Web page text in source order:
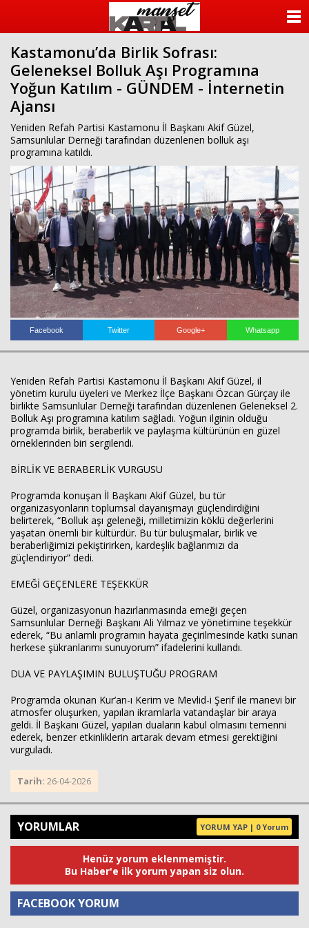
Kastamonu’da Birlik Sofrası:
Geleneksel Bolluk Aşı Programına
Yoğun Katılım - GÜNDEM - İnternetin
Ajansı
Yeniden Refah Partisi Kastamonu İl Başkanı Akif Güzel,
Samsunlular Derneği tarafından düzenlenen bolluk aşı
programına katıldı.
Facebook Twitter Google+ Whatsapp
Yeniden Refah Partisi Kastamonu İl Başkanı Akif Güzel, il
yönetim kurulu üyeleri ve Merkez İlçe Başkanı Özcan Gürçay ile
birlikte Samsunlular Derneği tarafından düzenlenen Geleneksel 2.
Bolluk Aşı programına katılım sağladı. Yoğun ilginin olduğu
programda birlik, beraberlik ve paylaşma kültürünün en güzel
örneklerinden biri sergilendi.
BİRLİK VE BERABERLİK VURGUSU
Programda konuşan İl Başkanı Akif Güzel, bu tür
organizasyonların toplumsal dayanışmayı güçlendirdiğini
belirterek, “Bolluk aşı geleneği, milletimizin köklü değerlerini
yaşatan önemli bir kültürdür. Bu tür buluşmalar, birlik ve
beraberliğimizi pekiştirirken, kardeşlik bağlarımızı da
güçlendiriyor” dedi.
EMEĞİ GEÇENLERE TEŞEKKÜR
Güzel, organizasyonun hazırlanmasında emeği geçen
Samsunlular Derneği Başkanı Ali Yılmaz ve yönetimine teşekkür
ederek, “Bu anlamlı programın hayata geçirilmesinde katkı sunan
herkese şükranlarımı sunuyorum” ifadelerini kullandı.
DUA VE PAYLAŞIMIN BULUŞTUĞU PROGRAM
Programda okunan Kur’an-ı Kerim ve Mevlid-i Şerif ile manevi bir
atmosfer oluşurken, yapılan ikramlarla vatandaşlar bir araya
geldi. İl Başkanı Güzel, yapılan duaların kabul olmasını temenni
ederek, benzer etkinliklerin artarak devam etmesi gerektiğini
vurguladı.
Tarih: 26-04-2026
YORUMLAR YORUM YAP | 0 Yorum
Henüz yorum eklenmemiştir.
Bu Haber'e ilk yorum yapan siz olun.
FACEBOOK YORUM
KATEGORİLER
YAZARLAR
VİDEO GALERİ
KÜNYE
İLETİŞİM
Haberin Doğru Adresi.